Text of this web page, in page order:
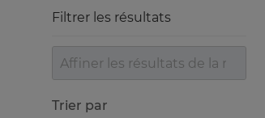
Filtrer les résultats
Trier par